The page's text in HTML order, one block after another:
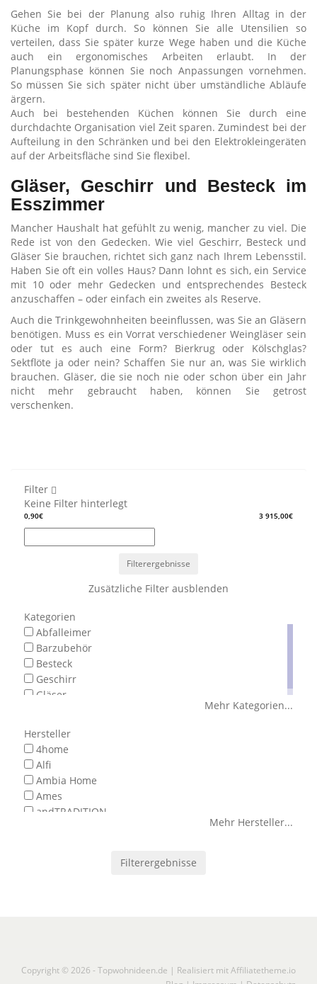
Gehen Sie bei der Planung also ruhig Ihren Alltag in der
Küche im Kopf durch. So können Sie alle Utensilien so
verteilen, dass Sie später kurze Wege haben und die Küche
auch ein ergonomisches Arbeiten erlaubt. In der
Planungsphase können Sie noch Anpassungen vornehmen.
So müssen Sie sich später nicht über umständliche Abläufe
ärgern.
Auch bei bestehenden Küchen können Sie durch eine
durchdachte Organisation viel Zeit sparen. Zumindest bei der
Aufteilung in den Schränken und bei den Elektrokleingeräten
auf der Arbeitsfläche sind Sie flexibel.
Gläser, Geschirr und Besteck im
Esszimmer
Mancher Haushalt hat gefühlt zu wenig, mancher zu viel. Die
Rede ist von den Gedecken. Wie viel Geschirr, Besteck und
Gläser Sie brauchen, richtet sich ganz nach Ihrem Lebensstil.
Haben Sie oft ein volles Haus? Dann lohnt es sich, ein Service
mit 10 oder mehr Gedecken und entsprechendes Besteck
anzuschaffen – oder einfach ein zweites als Reserve.
Auch die Trinkgewohnheiten beeinflussen, was Sie an Gläsern
benötigen. Muss es ein Vorrat verschiedener Weingläser sein
oder tut es auch eine Form? Bierkrug oder Kölschglas?
Sektflöte ja oder nein? Schaffen Sie nur an, was Sie wirklich
brauchen. Gläser, die sie noch nie oder schon über ein Jahr
nicht mehr gebraucht haben, können Sie getrost
verschenken.
Filter
Keine Filter hinterlegt
0,90€ 3 915,00€
Filterergebnisse
Zusätzliche Filter ausblenden
Kategorien
Abfalleimer
Barzubehör
Besteck
Geschirr
Gläser
Mehr Kategorien...
Hersteller
4home
Alfi
Ambia Home
Ames
andTRADITION
Mehr Hersteller...
Filterergebnisse
Copyright © 2026 - Topwohnideen.de | Realisiert mitAffiliatetheme.io